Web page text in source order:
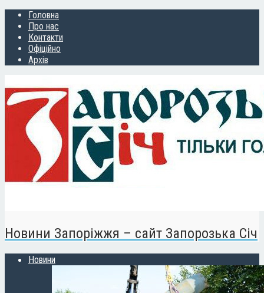
Головна
Про нас
Контакти
Офіційно
Архів
Новини Запоріжжя – сайт Запорозька Січ
Новини